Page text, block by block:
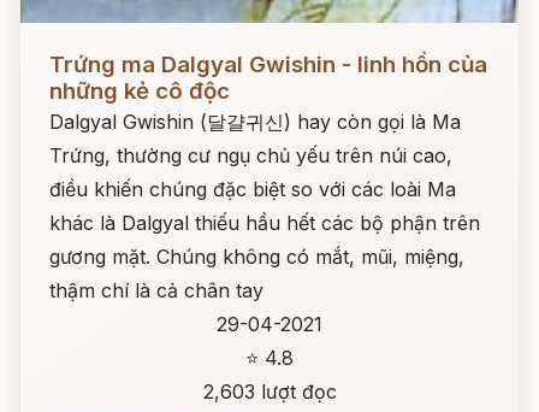
Trứng ma Dalgyal Gwishin - linh hồn của
những kẻ cô độc
Dalgyal Gwishin (달걀귀신) hay còn gọi là Ma
Trứng, thường cư ngụ chủ yếu trên núi cao,
điều khiến chúng đặc biệt so với các loài Ma
khác là Dalgyal thiếu hầu hết các bộ phận trên
gương mặt. Chúng không có mắt, mũi, miệng,
thậm chí là cả chân tay
29-04-2021
⭐ 4.8
2,603 lượt đọc